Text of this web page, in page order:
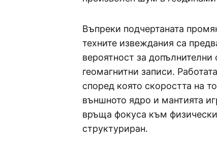
Въпреки подчертаната
техните извеждания са
вероятност за
геомагнитни записи.
според която скоростта на
външното ядро и мантията
връща фокуса към
структуриран.